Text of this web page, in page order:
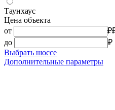
Таунхаус
Цена объекта
от
₽
до
₽
Выбрать шоссе
Дополнительные параметры